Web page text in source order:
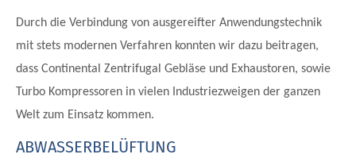
Durch die Verbindung von ausgereifter Anwendungstechnik
mit stets modernen Verfahren konnten wir dazu beitragen,
dass Continental Zentrifugal Gebläse und Exhaustoren, sowie
Turbo Kompressoren in vielen Industriezweigen der ganzen
Welt zum Einsatz kommen.
ABWASSERBELÜFTUNG